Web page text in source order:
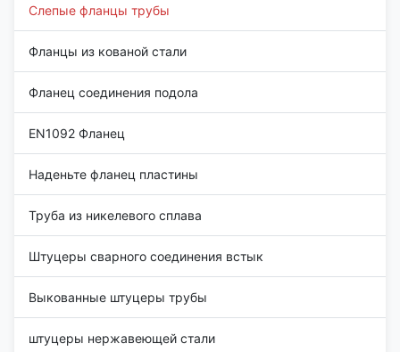
Слепые фланцы трубы
Фланцы из кованой стали
Фланец соединения подола
EN1092 Фланец
Наденьте фланец пластины
Труба из никелевого сплава
Штуцеры сварного соединения встык
Выкованные штуцеры трубы
штуцеры нержавеющей стали